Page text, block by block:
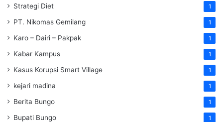
Strategi Diet 1
PT. Nikomas Gemilang 1
Karo – Dairi – Pakpak 1
Kabar Kampus 1
Kasus Korupsi Smart Village 1
kejari madina 1
Berita Bungo 1
Bupati Bungo 1